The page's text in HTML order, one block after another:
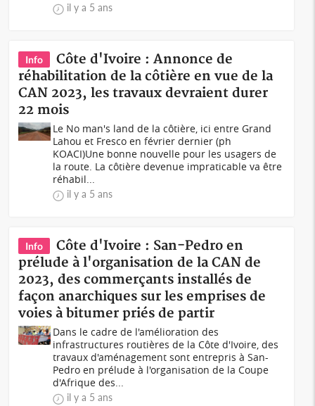
il y a 5 ans
Info
Côte d'Ivoire : Annonce de
réhabilitation de la côtière en vue de la
CAN 2023, les travaux devraient durer
22 mois
Le No man's land de la côtière, ici entre Grand
Lahou et Fresco en février dernier (ph
KOACI) Une bonne nouvelle pour les usagers de
la route. La côtière devenue impraticable va être
réhabil...
il y a 5 ans
Info
Côte d'Ivoire : San-Pedro en
prélude à l'organisation de la CAN de
2023, des commerçants installés de
façon anarchiques sur les emprises de
voies à bitumer priés de partir
Dans le cadre de l'amélioration des
infrastructures routières de la Côte d'Ivoire, des
travaux d'aménagement sont entrepris à San-
Pedro en prélude à l'organisation de la Coupe
d'Afrique des...
il y a 5 ans